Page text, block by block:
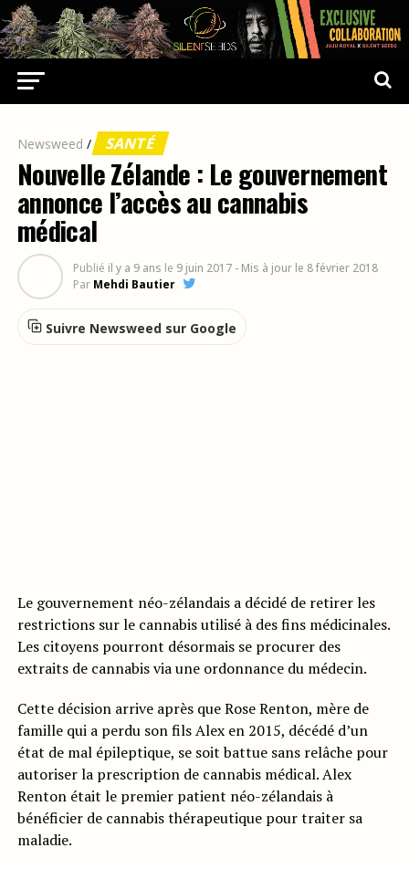
Newsweed / SANTÉ
Nouvelle Zélande : Le gouvernement
annonce l’accès au cannabis
médical
Publié il y a 9 ans le 9 juin 2017 - Mis à jour le 8 février 2018
Par Mehdi Bautier
Suivre Newsweed sur Google
Le gouvernement néo-zélandais a décidé de retirer les
restrictions sur le cannabis utilisé à des fins médicinales.
Les citoyens pourront désormais se procurer des
extraits de cannabis via une ordonnance du médecin.
Cette décision arrive après que Rose Renton, mère de
famille qui a perdu son fils Alex en 2015, décédé d’un
état de mal épileptique, se soit battue sans relâche pour
autoriser la prescription de cannabis médical. Alex
Renton était le premier patient néo-zélandais à
bénéficier de cannabis thérapeutique pour traiter sa
maladie.